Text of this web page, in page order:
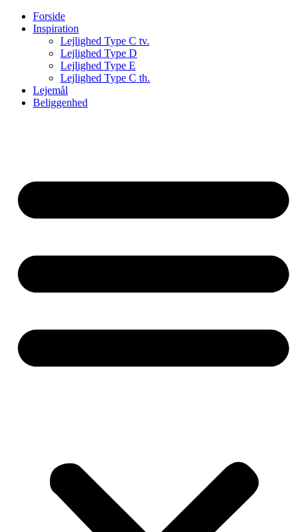
Forside
Inspiration
Lejlighed Type C tv.
Lejlighed Type D
Lejlighed Type E
Lejlighed Type C th.
Lejemål
Beliggenhed